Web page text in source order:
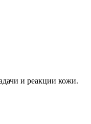
и реакции кожи.